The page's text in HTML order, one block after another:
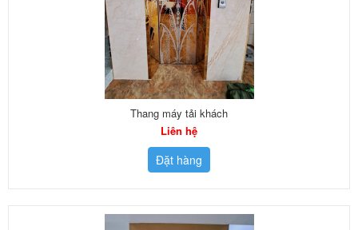
Thang máy tải khách
Liên hệ
Đặt hàng